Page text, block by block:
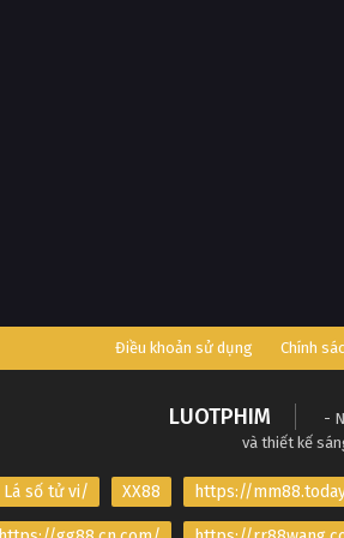
Điều khoản sử dụng Chính
LUOTPHIM
-
và thiết kế
Lá số tử vi/ XX88 https://